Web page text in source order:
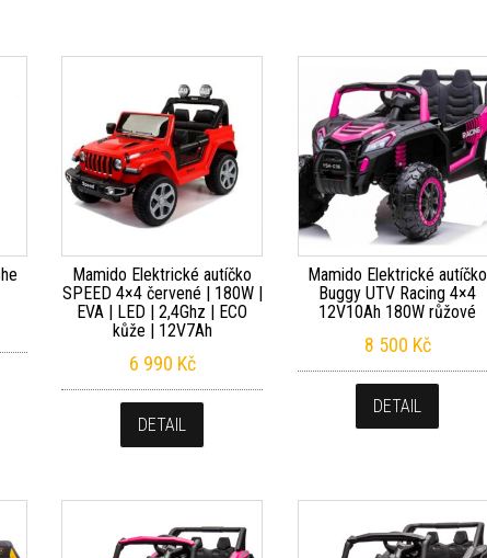
Mamido Elektrické autíčko
SPEED 4×4 červené | 180W |
EVA | LED | 2,4Ghz | ECO
kůže | 12V7Ah
6 990 Kč
DETAIL
Mamido Elektrické autíčko
Buggy UTV Racing 4×4
12V10Ah 180W růžové
8 500 Kč
DETAIL